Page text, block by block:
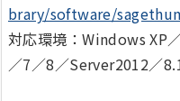
brary/software/
対応環境：Windows XP
／7／8／Server2012／